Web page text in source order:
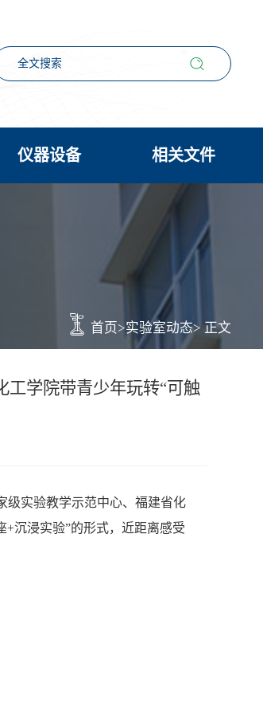
仪器设备 相关文件
首页>实验室动态> 正文
学院带青少年玩转“可触
级实验教学示范中心、福建省化
沉浸实验”的形式，近距离感受